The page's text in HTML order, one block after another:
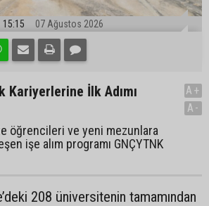
15:15 07 Ağustos 2026
Kariyerlerine İlk Adımı
öğrencileri ve yeni mezunlara
işe alım programı GNÇYTNK
A+
A-
208 üniversitenin tamamından